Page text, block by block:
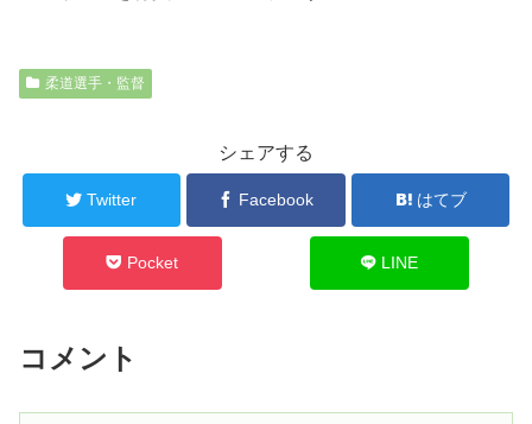
柔道選手・監督
シェアする
Twitter Facebook はてブ
Pocket LINE
コメント